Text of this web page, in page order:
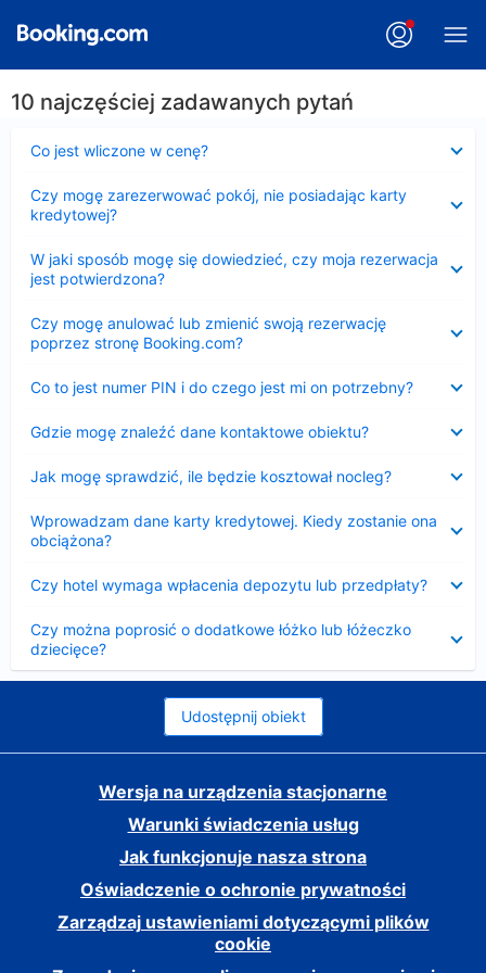
10 najczęściej zadawanych pytań
Co jest wliczone w cenę?
Czy mogę zarezerwować pokój, nie posiadając karty
kredytowej?
W jaki sposób mogę się dowiedzieć, czy moja rezerwacja
jest potwierdzona?
Czy mogę anulować lub zmienić swoją rezerwację
poprzez stronę Booking.com?
Co to jest numer PIN i do czego jest mi on potrzebny?
Gdzie mogę znaleźć dane kontaktowe obiektu?
Jak mogę sprawdzić, ile będzie kosztował nocleg?
Wprowadzam dane karty kredytowej. Kiedy zostanie ona
obciążona?
Czy hotel wymaga wpłacenia depozytu lub przedpłaty?
Czy można poprosić o dodatkowe łóżko lub łóżeczko
dziecięce?
Udostępnij obiekt
Wersja na urządzenia stacjonarne
Warunki świadczenia usług
Jak funkcjonuje nasza strona
Oświadczenie o ochronie prywatności
Zarządzaj ustawieniami dotyczącymi plików
cookie